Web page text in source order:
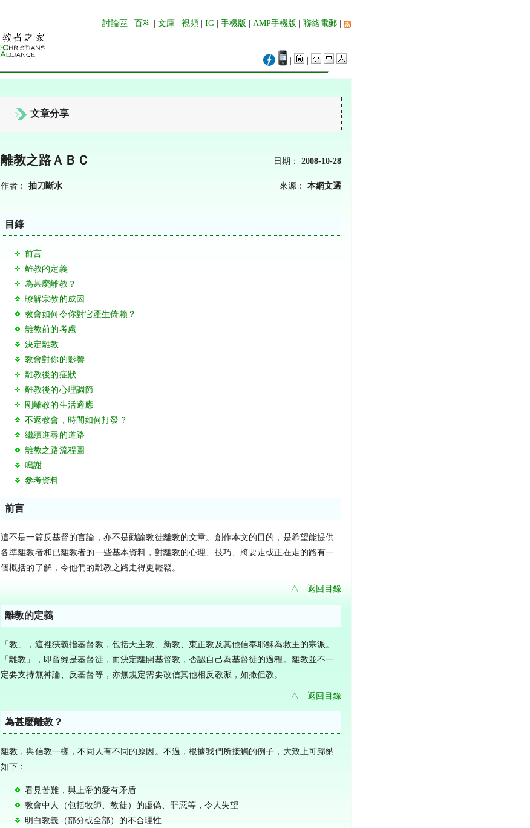
討論區 百科 文庫 視頻 IG 手機版 AMP手機版 聯絡電郵
文章分享
離教之路ＡＢＣ 日期： 2008-10-28
作者： 抽刀斷水 來源： 本網文選
目錄
前言
離教的定義
為甚麼離教？
暸解宗教的成因
教會如何令你對它產生倚賴？
離教前的考慮
決定離教
教會對你的影響
離教後的症狀
離教後的心理調節
剛離教的生活適應
不返教會，時間如何打發？
繼續進尋的道路
離教之路流程圖
鳴謝
參考資料
前言
這不是一篇反基督的言論，亦不是勸諭教徒離教的文章。創作本文的目的，是希望能提供
各準離教者和已離教者的一些基本資料，對離教的心理、技巧、將要走或正在走的路有一
個概括的了解，令他們的離教之路走得更輕鬆。
△ 返回目錄
離教的定義
「教」，這裡狹義指基督教，包括天主教、新教、東正教及其他信奉耶穌為救主的宗派。
「離教」，即曾經是基督徒，而決定離開基督教，否認自己為基督徒的過程。離教並不一
定要支持無神論、反基督等，亦無規定需要改信其他相反教派，如撒但教。
△ 返回目錄
為甚麼離教？
離教，與信教一樣，不同人有不同的原因。不過，根據我們所接觸的例子，大致上可歸納
如下：
看見苦難，與上帝的愛有矛盾
教會中人（包括牧師、教徒）的虛偽、罪惡等，令人失望
明白教義（部分或全部）的不合理性